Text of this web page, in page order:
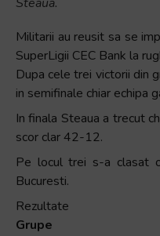
reader,
press
"Ctrl
activates
the
screen
reader
Militarii au reusit sa se
SuperLigii CEC Bank la
Dupa cele trei victorii din
in semifinale chiar echipa
In finala Steaua a trecut
scor clar 42-12.
Pe locul trei s-a clasat
Bucuresti.
Rezultate
Grupe